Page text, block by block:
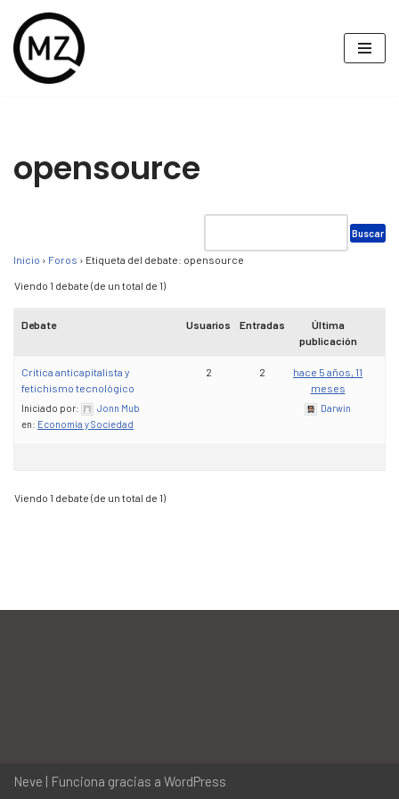
Saltar
al
opensource
Inicio › Foros › Etiqueta del debate: opensource
Viendo 1 debate (de un total de 1)
Debate Usuarios Entradas
Última
publicación
Crítica anticapitalista y
fetichismo tecnológico
Iniciado por:
Jonn Mub
en: Economía y Sociedad
2 2
hace 5 años, 11
meses
Darwin
Viendo 1 debate (de un total de 1)
Neve | Funciona gracias a WordPress